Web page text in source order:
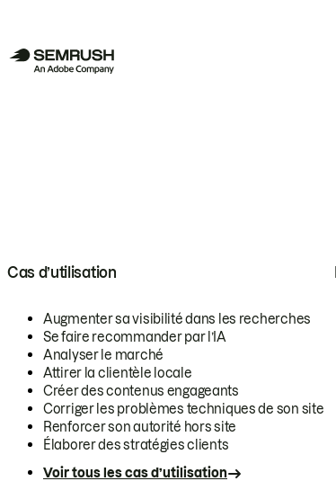
Cas d’utilisation
Augmenter sa visibilité dans les recherches
Se faire recommander par l’IA
Analyser le marché
Attirer la clientèle locale
Créer des contenus engageants
Corriger les problèmes techniques de son site
Renforcer son autorité hors site
Élaborer des stratégies clients
Voir tous les cas d’utilisation